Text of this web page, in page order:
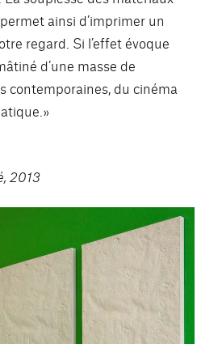
ainsi d’imprimer un
regard. Si l’effet évoque
d’une masse de
contemporaines, du cinéma
2013